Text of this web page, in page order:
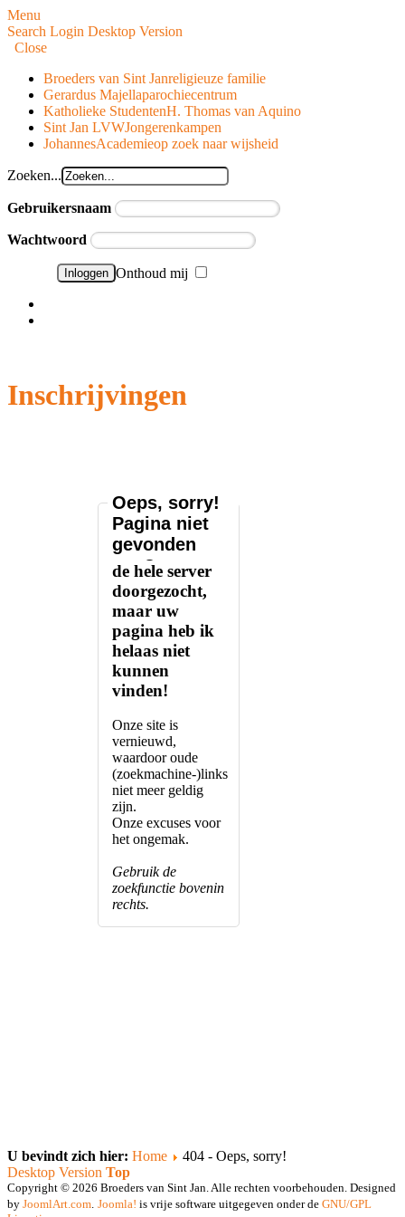
Menu
Search Login Desktop Version
Close
Broeders van Sint Janreligieuze familie
Gerardus Majellaparochiecentrum
Katholieke StudentenH. Thomas van Aquino
Sint Jan LVWJongerenkampen
JohannesAcademieop zoek naar wijsheid
Zoeken...
Gebruikersnaam
Wachtwoord
Onthoud mij
Inschrijvingen
Oeps, sorry!
Pagina niet
gevonden
Ik heb m'n
best gedaan,
de hele server
doorgezocht,
maar uw
pagina heb ik
helaas niet
kunnen
vinden!
Onze site is
vernieuwd,
waardoor oude
(zoekmachine-)links
niet meer geldig
zijn.
Onze excuses voor
het ongemak.
Gebruikde
zoekfunctie bovenin
rechts.
U bevindt zich hier: Home
404 - Oeps, sorry!
Desktop Version Top
Copyright © 2026 Broeders van Sint Jan. Alle rechten voorbehouden. Designed
by JoomlArt.com. Joomla! is vrije software uitgegeven onder de GNU/GPL